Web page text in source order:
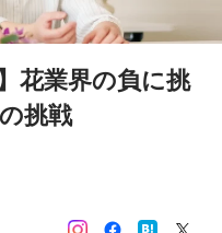
花業界の負に挑
挑戦